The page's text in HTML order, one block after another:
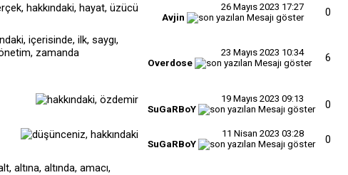
26 Mayıs 2023 17:27
Avjin
0
23 Mayıs 2023 10:34
Overdose
6
19 Mayıs 2023 09:13
SuGaRBoY
0
11 Nisan 2023 03:28
SuGaRBoY
0